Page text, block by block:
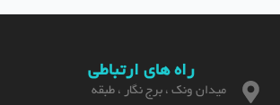
راه های ارتباطی
میدان ونک ، برج نگار ، طبقه